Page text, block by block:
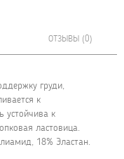
ОТЗЫВЫ (0)
груди,
к
устойчива к
ластовица.
18% Эластан.